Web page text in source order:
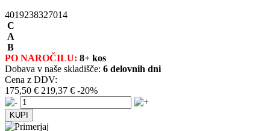
4019238327014
C
A
B
PO NAROČILU: 8+ kos
Dobava v naše skladišče: 6 delovnih dni
Cena z DDV:
175,50 € 219,37 € -20%